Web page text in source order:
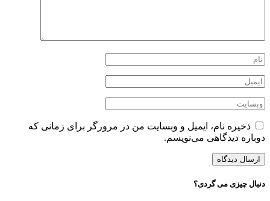
ذخیره نام، ایمیل و وبسایت من در مرورگر برای زمانی که
دوباره دیدگاهی می‌نویسم.
دنبال چیزی می گردی؟